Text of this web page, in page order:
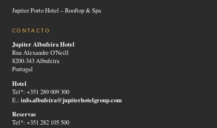
Jupiter Porto Hotel – Rooftop & Spa
CONTACTO
Jupiter Albufeira Hotel
Rua Alexandre O'Neill
8200-343 Albufeira
Portugal
Hotel
Tel*: +351 289 009 300
E.:info.albufeira@jupiterhotelgroup.com
Reservas
Tel*: +351 282 105 500